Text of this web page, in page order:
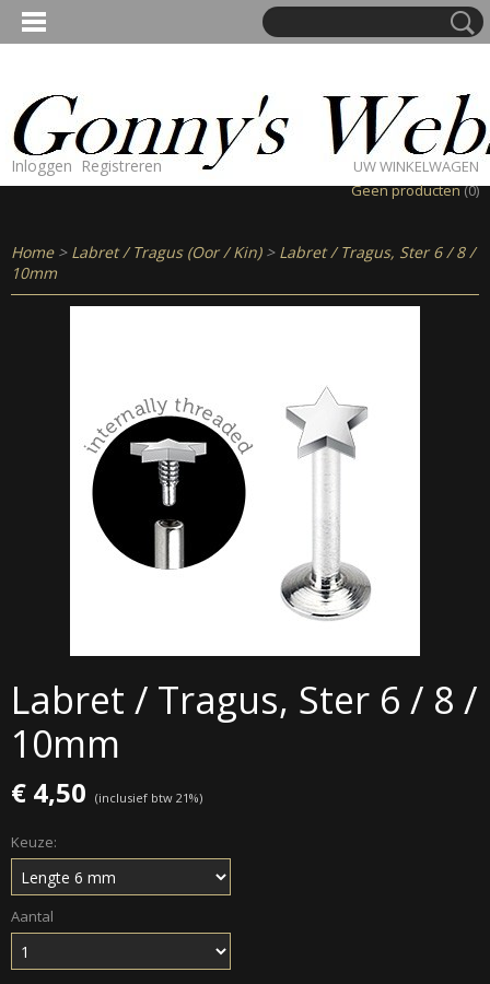
Inloggen Registreren
UW WINKELWAGEN
Geen producten(0)
Home> Labret / Tragus (Oor / Kin)> Labret / Tragus, Ster 6 / 8 /
10mm
Labret / Tragus, Ster 6 / 8 /
10mm
€ 4,50 (inclusief btw 21%)
Keuze:
Aantal